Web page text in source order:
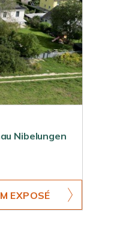
Nibelungen
EXPOSÉ